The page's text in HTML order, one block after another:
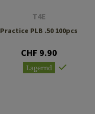
T4E
Practice PLB .50 100pcs
CHF 9.90
Lagernd